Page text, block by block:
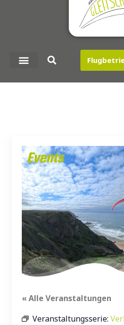
Events
« Alle Veranstaltungen
Veranstaltungsserie: